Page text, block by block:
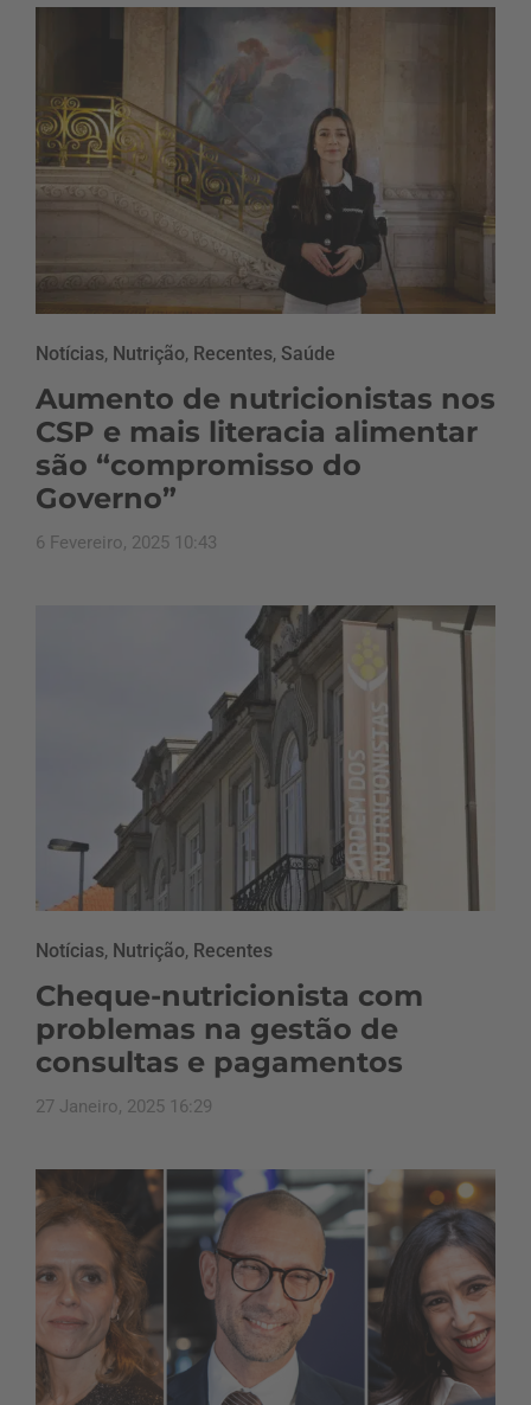
Notícias, Nutrição, Recentes, Saúde
Aumento de nutricionistas nos
CSP e mais literacia alimentar
são “compromisso do
Governo”
6 Fevereiro, 2025 10:43
Notícias, Nutrição, Recentes
Cheque-nutricionista com
problemas na gestão de
consultas e pagamentos
27 Janeiro, 2025 16:29